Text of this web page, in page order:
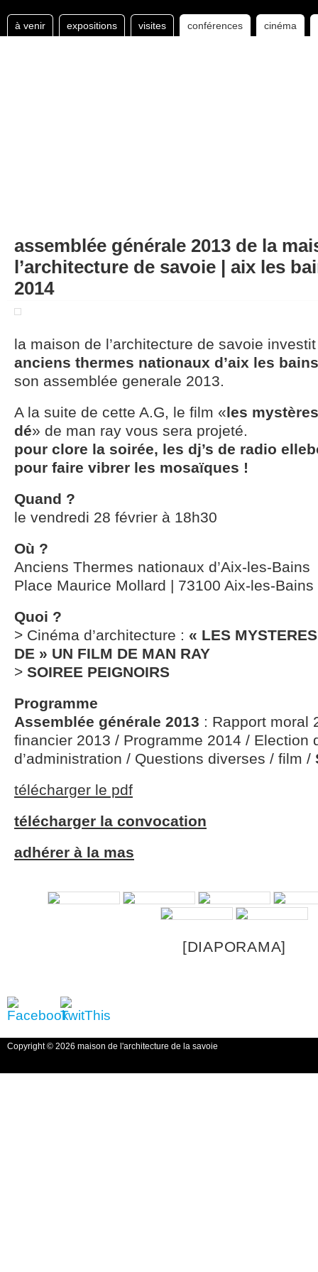
à venir expositions visites conférences cinéma
assemblée générale 2013 de la
l’architecture de savoie | aix les
2014
la maison de l’architecture de savoie
anciens thermes nationaux d’aix les bains
son assemblée generale 2013.
A la suite de cette A.G, le film «les
dé» de man ray vous sera projeté.
pour clore la soirée, les dj’s de radio
pour faire vibrer les mosaïques !
Quand ?
le vendredi 28 février à 18h30
Où ?
Anciens Thermes nationaux d’Aix-les-Bains
Place Maurice Mollard | 73100 Aix-les-Bains
Quoi ?
> Cinéma d’architecture : « LES
DE » UN FILM DE MAN RAY
> SOIREE PEIGNOIRS
Programme
Assemblée générale 2013 : Rapport moral
financier 2013 / Programme 2014 / Election
d’administration / Questions diverses / film /
télécharger le pdf
télécharger la convocation
adhérer à la mas
[DIAPORAMA]
Copyright © 2026 maison de l'architecture de la savoie